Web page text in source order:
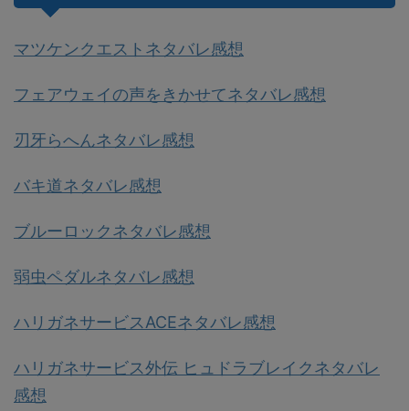
マツケンクエストネタバレ感想
フェアウェイの声をきかせてネタバレ感想
刃牙らへんネタバレ感想
バキ道ネタバレ感想
ブルーロックネタバレ感想
弱虫ペダルネタバレ感想
ハリガネサービスACEネタバレ感想
ハリガネサービス外伝 ヒュドラブレイクネタバレ
感想